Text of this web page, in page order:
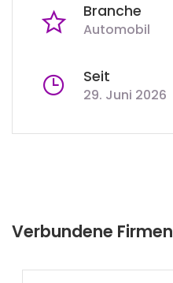
Branche
Automobil
Seit
29. Juni 2026
Verbundene Firmen